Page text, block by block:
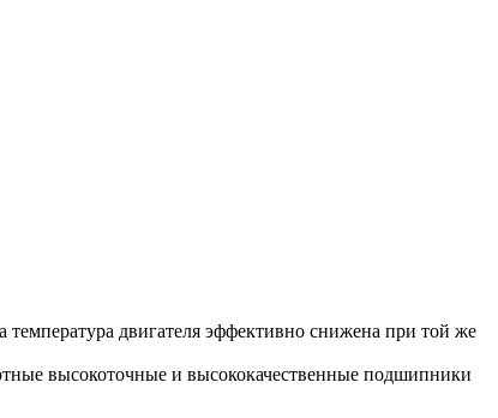
двигателя эффективно снижена при той же
высокоточные и высококачественные подшипники